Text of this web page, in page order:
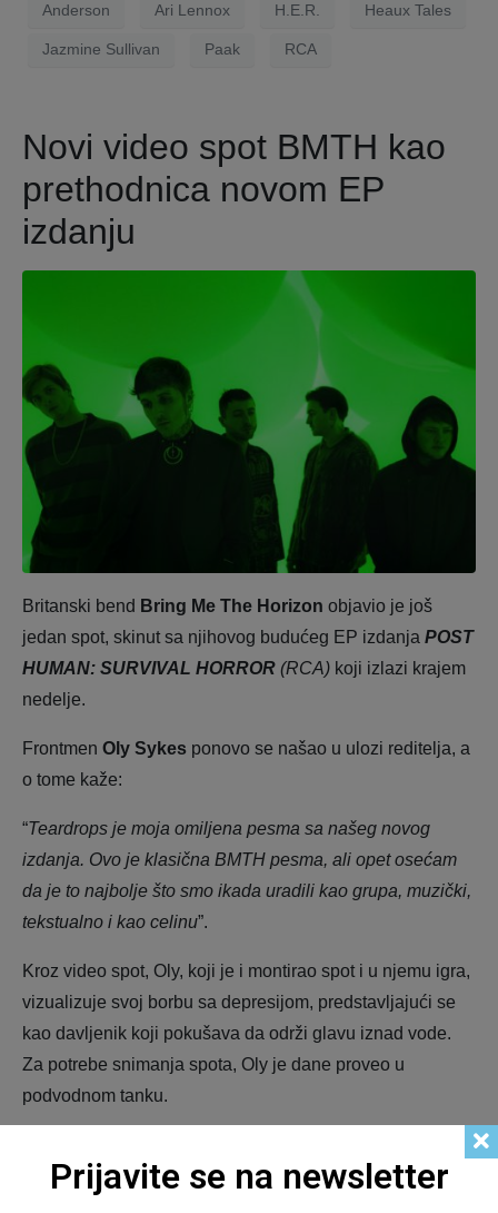
Anderson Ari Lennox H.E.R. Heaux Tales
Jazmine Sullivan Paak RCA
Novi video spot BMTH kao
prethodnica novom EP
izdanju
Britanski bend Bring Me The Horizon objavio je još
jedan spot, skinut sa njihovog budućeg EP izdanja POST
HUMAN: SURVIVAL HORROR (RCA) koji izlazi krajem
nedelje.
Frontmen Oly Sykes ponovo se našao u ulozi reditelja, a
o tome kaže:
“Teardrops je moja omiljena pesma sa našeg novog
izdanja. Ovo je klasična BMTH pesma, ali opet osećam
da je to najbolje što smo ikada uradili kao grupa, muzički,
tekstualno i kao celinu”.
Kroz video spot, Oly, koji je i montirao spot i u njemu igra,
vizualizuje svoj borbu sa depresijom, predstavljajući se
kao davljenik koji pokušava da održi glavu iznad vode.
Za potrebe snimanja spota, Oly je dane proveo u
podvodnom tanku.
Prijavite se na newsletter